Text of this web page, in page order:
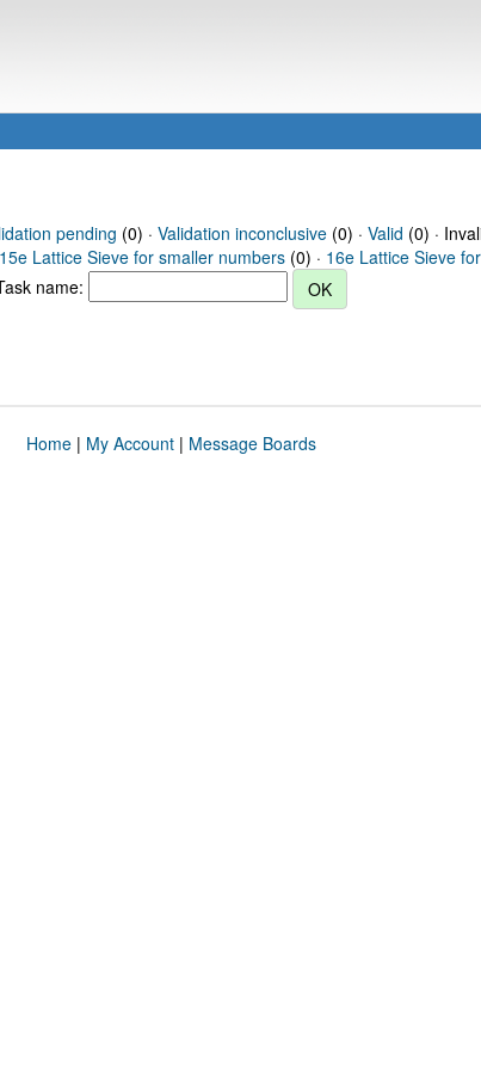
pending (0) · Validation inconclusive(0) · Valid (0) ·
15e Lattice Sieve for smaller numbers (0) · 16e Lattice Sieve
name:
Home| My Account| Message Boards